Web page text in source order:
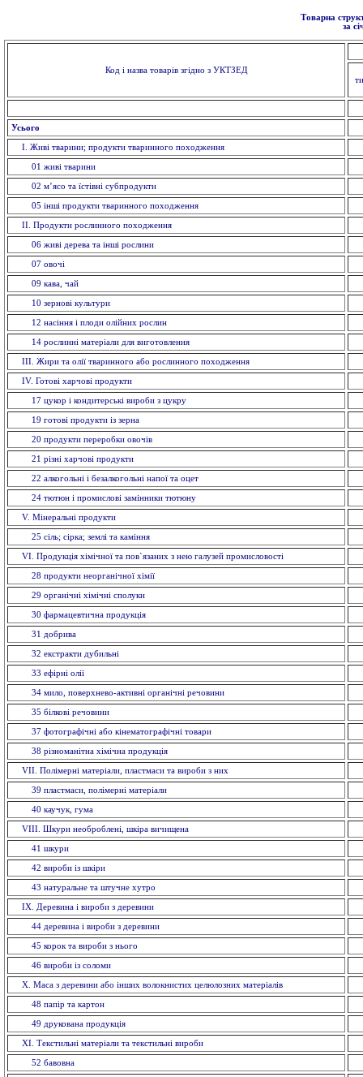
Товарна
за
Код і назва товарів згідно з УКТЗЕД
Усього
I. Живi тварини; продукти тваринного походження
01 живi тварини
02 м’ясо та їстівні субпродукти
05 інші продукти тваринного походження
II. Продукти рослинного походження
06 живі дерева та інші рослини
07 овочi
09 кава, чай
10 зерновi культури
12 насiння і плоди олійних рослин
14 рослинні матеріали для виготовлення
ІІІ. Жири та олії тваринного або рослинного походження
IV. Готові харчові продукти
17 цукор і кондитерські вироби з цукру
19 готові продукти із зерна
20 продукти переробки овочів
21 різні харчові продукти
22 алкогольні і безалкогольні напої та оцет
24 тютюн і промислові замінники тютюну
V. Мiнеральнi продукти
25 сіль; сірка; землі та каміння
VI. Продукція хімічної та пов`язаних з нею галузей промисловостi
28 продукти неорганічної хімії
29 органiчнi хiмiчнi сполуки
30 фармацевтична продукція
31 добрива
32 екстракти дубильнi
33 ефiрнi олії
34 мило, поверхнево-активні органічні речовини
35 бiлковi речовини
37 фотографічні або кінематографічні товари
38 різноманітна хімічна продукція
VII. Полімерні матеріали, пластмаси та вироби з них
39 пластмаси, полімерні матеріали
40 каучук, гума
VIII. Шкури необроблені, шкіра вичищена
41 шкури
42 вироби із шкiри
43 натуральне та штучне хутро
IX. Деревина і вироби з деревини
44 деревина і вироби з деревини
45 корок та вироби з нього
46 вироби із соломи
X. Маса з деревини або інших волокнистих целюлозних матеріалів
48 папiр та картон
49 друкована продукція
ХI. Текстильні матеріали та текстильні вироби
52 бавовна